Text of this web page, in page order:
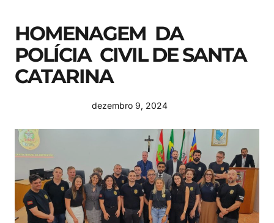
HOMENAGEM DA
POLÍCIA CIVIL DE SANTA
CATARINA
dezembro 9, 2024